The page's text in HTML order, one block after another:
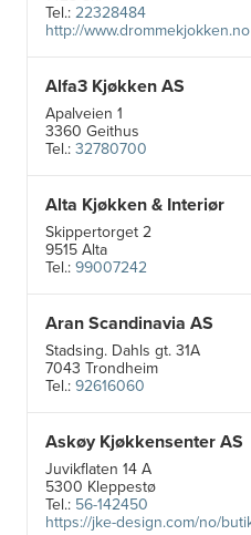
Tel.: 22328484
http://www.drommekjokken.no
Alfa3 Kjøkken AS
Apalveien 1
3360 Geithus
Tel.: 32780700
Alta Kjøkken & Interiør
Skippertorget 2
9515 Alta
Tel.: 99007242
Aran Scandinavia AS
Stadsing. Dahls gt. 31A
7043 Trondheim
Tel.: 92616060
Askøy Kjøkkensenter AS
Juvikflaten 14 A
5300 Kleppestø
Tel.: 56-142450
https://jke-design.com/no/